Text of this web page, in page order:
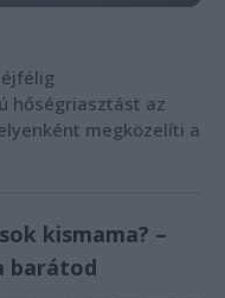
hőségriasztást az
megközelíti a
kismama? –
barátod